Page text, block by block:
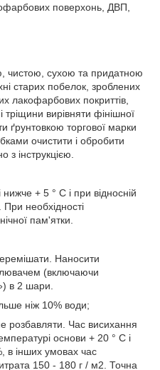
поверхонь, ДВП,
чистою, сухою та придатною
старих побелок, зроблених
лакофарбових покриттів,
тріщини вирівняти фінішної
ґрунтовкою торгової марки
очистити і обробити
з інструкцією.
+ 5 ° C і при відносній
необхідності
пам'ятки.
Наносити
(включаючи
в 2 шари.
ніж 10% води;
розбавляти. Час висихання
основи + 20 ° C і
в інших умовах час
150 - 180 г / м2. Точна